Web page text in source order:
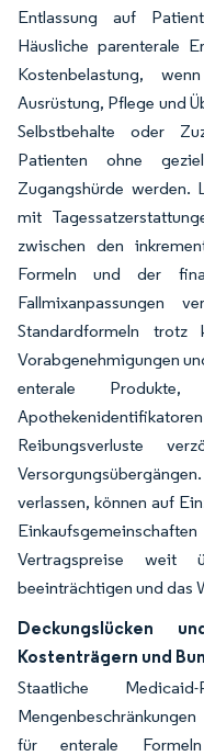
Entlassung auf
Häusliche parenterale
Kostenbelastung,
Ausrüstung, Pflege und
Selbstbehalte oder
Patienten ohne
Zugangshürde werden.
mit
zwischen den
Formeln und der
Fallmixanpassungen
Standardformeln trotz
Vorabgenehmigungen
enterale
Reibungsverluste
verlassen, können auf
Vertragspreise weit
beeinträchtigen und das
Deckungslücken
Kostenträgern und
Staatliche
für enterale